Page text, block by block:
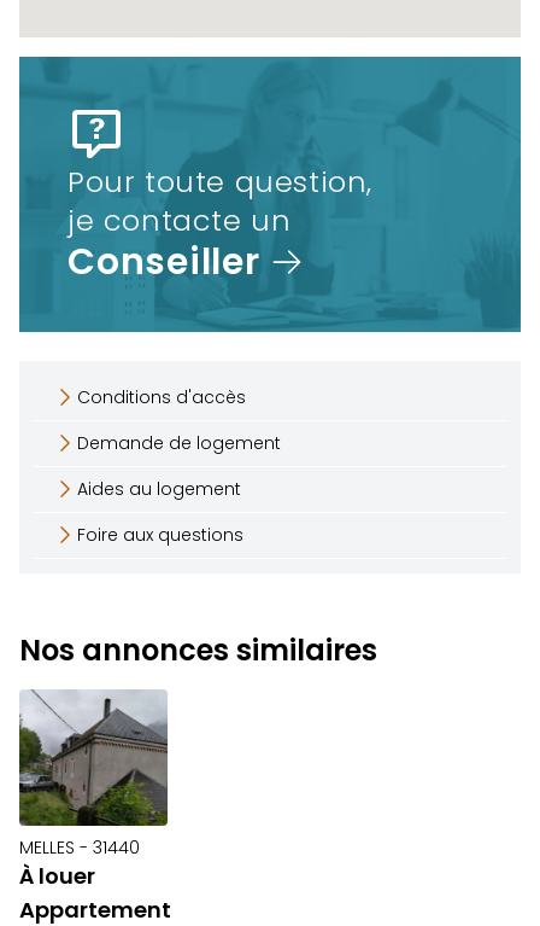
Pour toute question,
je contacte un
Conseiller
Conditions d'accès
Demande de logement
Aides au logement
Foire aux questions
Nos annonces similaires
MELLES - 31440
À louer
Appartement